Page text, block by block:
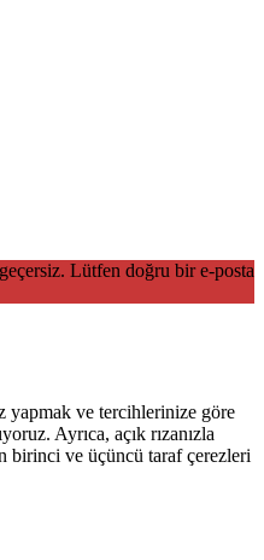
Lütfen doğru bir e-posta
yapmak ve tercihlerinize göre
Ayrıca, açık rızanızla
birinci ve üçüncü taraf çerezleri